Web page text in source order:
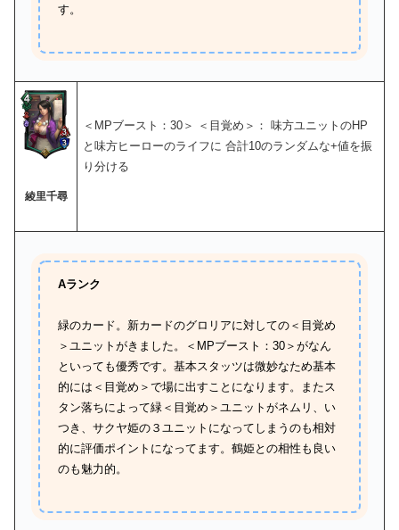
す。
綾里千尋
＜MPブースト：30＞ ＜目覚め＞： 味方ユニットのHP
と味方ヒーローのライフに 合計10のランダムな+値を振
り分ける
Aランク
緑のカード。新カードのグロリアに対しての＜目覚め
＞ユニットがきました。＜MPブースト：30＞がなん
といっても優秀です。基本スタッツは微妙なため基本
的には＜目覚め＞で場に出すことになります。またス
タン落ちによって緑＜目覚め＞ユニットがネムリ、い
つき、サクヤ姫の３ユニットになってしまうのも相対
的に評価ポイントになってます。鶴姫との相性も良い
のも魅力的。